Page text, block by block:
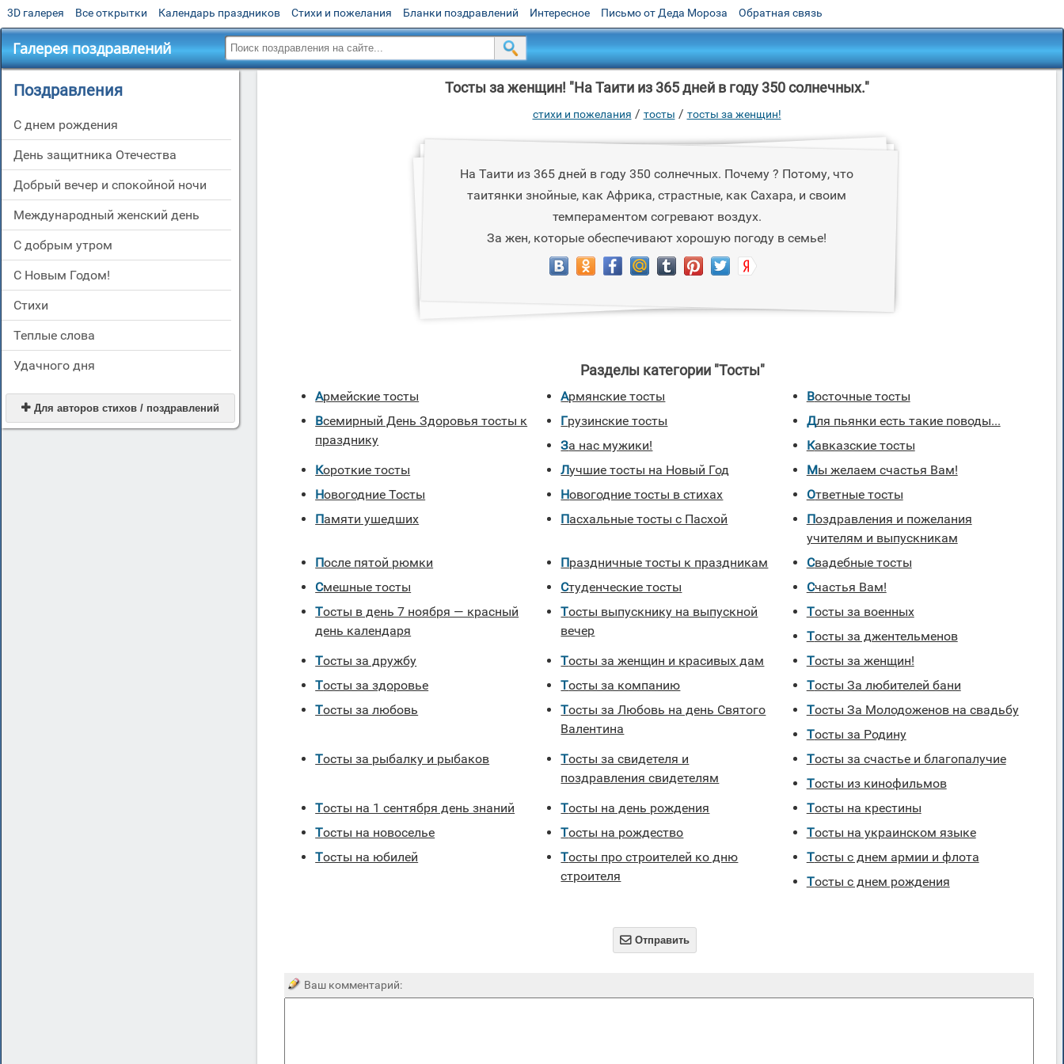
3D галерея Все открытки Календарь праздников Стихи и пожелания Бланки поздравлений Интересное Письмо от Деда Мороза Обратная связь
Галерея поздравлений
Поздравления
C днем рождения
День защитника Отечества
Добрый вечер и спокойной ночи
Международный женский день
С добрым утром
С Новым Годом!
Стихи
Теплые слова
Удачного дня
 Для авторов стихов / поздравлений
Тосты за женщин! "На Таити из 365 дней в году 350 солнечных."
стихи и пожелания / тосты / тосты за женщин!
На Таити из 365 дней в году 350 солнечных. Почему ? Потому, что
таитянки знойные, как Африка, страстные, как Сахара, и своим
темпераментом согревают воздух.
За жен, которые обеспечивают хорошую погоду в семье!
Разделы категории "Тосты"
Армейские тосты Армянские тосты
Восточные тосты
Всемирный День Здоровья тосты к
празднику
Грузинские тосты
Для пьянки есть такие поводы...
За нас мужики!
Кавказские тосты
Короткие тосты
Лучшие тосты на Новый Год
Мы желаем счастья Вам!
Новогодние Тосты
Новогодние тосты в стихах
Ответные тосты
Памяти ушедших
Пасхальные тосты с Пасхой
Поздравления и пожелания
учителям и выпускникам
После пятой рюмки
Праздничные тосты к праздникам
Свадебные тосты
Смешные тосты
Студенческие тосты
Счастья Вам!
Тосты в день 7 ноября — красный
день календаря
Тосты выпускнику на выпускной
вечер
Тосты за военных
Тосты за джентельменов
Тосты за дружбу
Тосты за женщин и красивых дам
Тосты за женщин!
Тосты за здоровье
Тосты за компанию
Тосты За любителей бани
Тосты за любовь
Тосты за Любовь на день Святого
Валентина
Тосты За Молодоженов на свадьбу
Тосты за Родину
Тосты за рыбалку и рыбаков
Тосты за свидетеля и
поздравления свидетелям
Тосты за счастье и благопалучие
Тосты из кинофильмов
Тосты на 1 сентября день знаний
Тосты на день рождения
Тосты на крестины
Тосты на новоселье
Тосты на рождество
Тосты на украинском языке
Тосты на юбилей
Тосты про строителей ко дню
строителя
Тосты с днем армии и флота
Тосты с днем рождения
 Отправить
Ваш комментарий: